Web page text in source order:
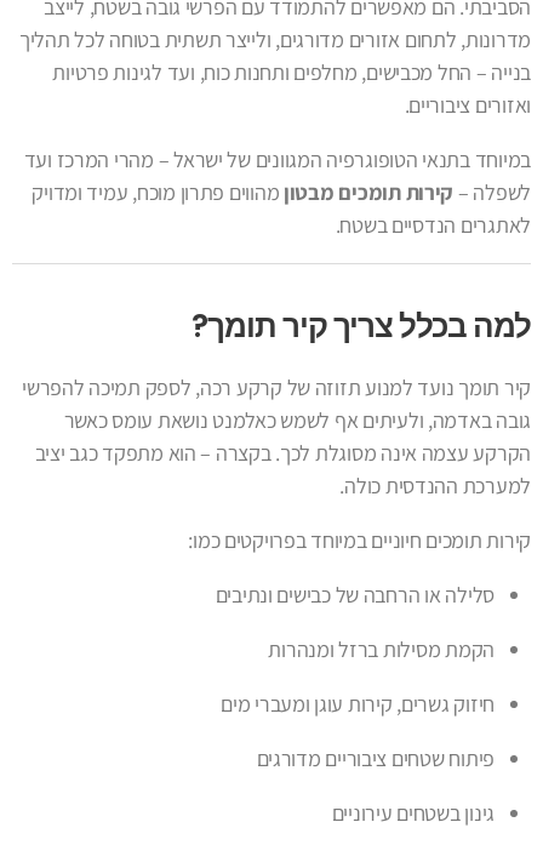
הסביבתי. הם מאפשרים להתמודד עם הפרשי גובה בשטח, לייצב
מדרונות, לתחום אזורים מדורגים, ולייצר תשתית בטוחה לכל תהליך
בנייה – החל מכבישים, מחלפים ותחנות כוח, ועד לגינות פרטיות
ואזורים ציבוריים.
במיוחד בתנאי הטופוגרפיה המגוונים של ישראל – מהרי המרכז ועד
לשפלה – קירות תומכים מבטון מהווים פתרון מוכח, עמיד ומדויק
לאתגרים הנדסיים בשטח.
למה בכלל צריך קיר תומך?
קיר תומך נועד למנוע תזוזה של קרקע רכה, לספק תמיכה להפרשי
גובה באדמה, ולעיתים אף לשמש כאלמנט נושאת עומס כאשר
הקרקע עצמה אינה מסוגלת לכך. בקצרה – הוא מתפקד כגב יציב
למערכת ההנדסית כולה.
קירות תומכים חיוניים במיוחד בפרויקטים כמו:
סלילה או הרחבה של כבישים ונתיבים
הקמת מסילות ברזל ומנהרות
חיזוק גשרים, קירות עוגן ומעברי מים
פיתוח שטחים ציבוריים מדורגים
גינון בשטחים עירוניים